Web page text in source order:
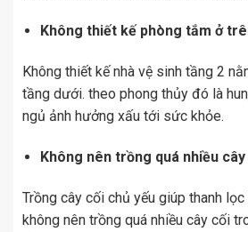
Không thiết kế phòng tắm ở
Không thiết kế nhà vệ sinh tầng 2
tầng dưới. theo phong thủy đó là
ngủ ảnh hưởng xấu tới sức khỏe.
Không nên trồng quá nhiều
Trồng cây cối chủ yếu giúp thanh lọc
không nên trồng quá nhiều cây cối